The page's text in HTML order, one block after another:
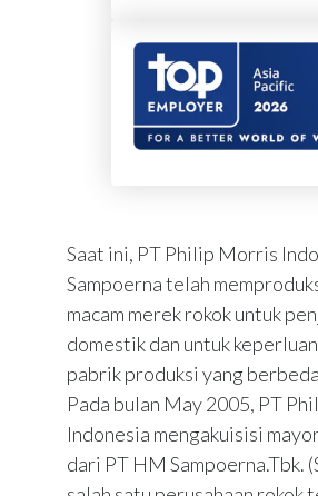
Saat ini, PT Philip Morris
Sampoerna telah
macam merek rokok untuk
domestik dan untuk
pabrik produksi yang
Pada bulan May 2005, PT
Indonesia mengakuisisi
dari PT HM Sampoerna.Tbk.